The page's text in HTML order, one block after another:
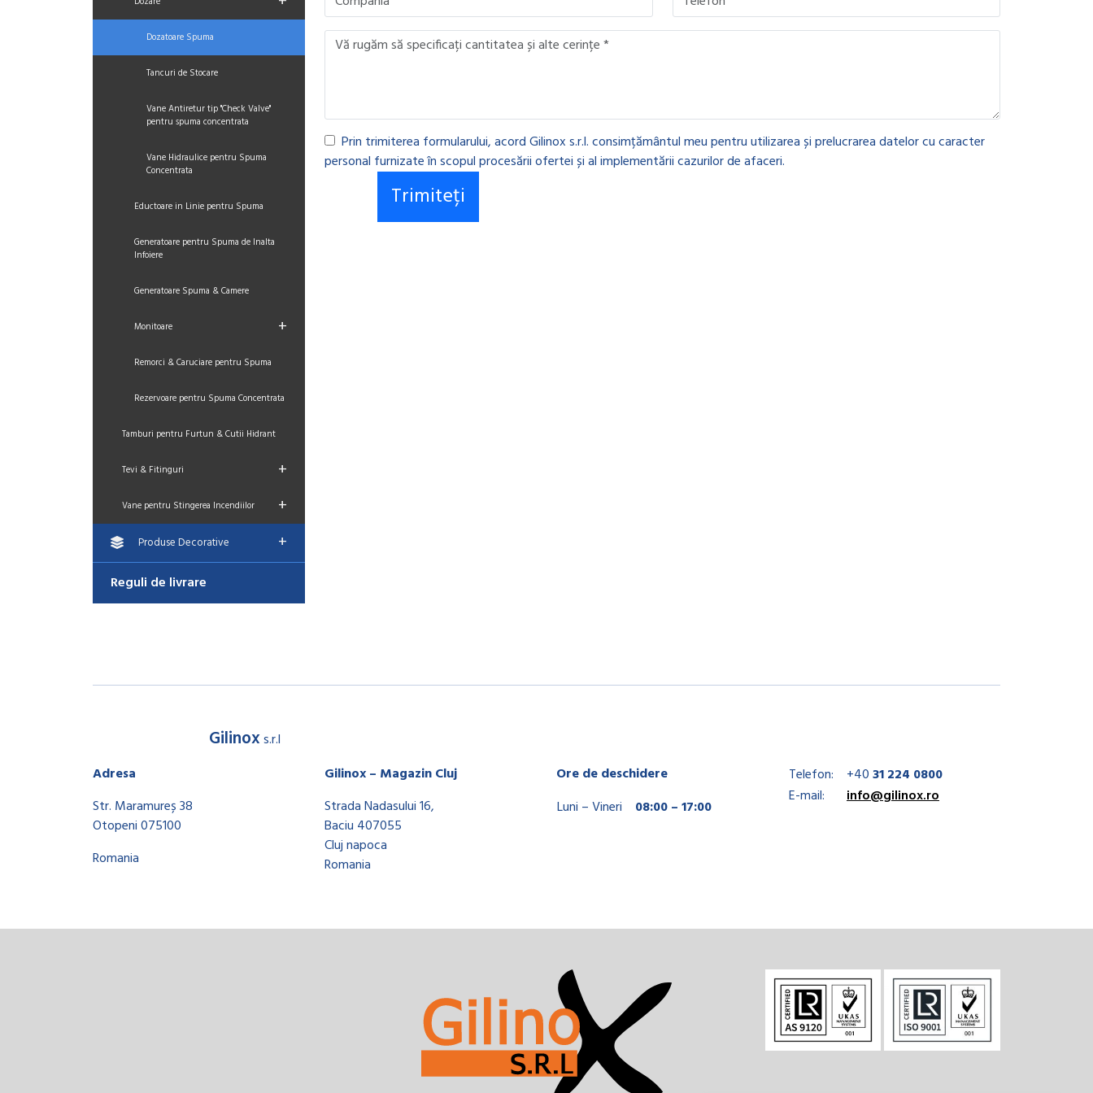
Dozatoare Spuma
Tancuri de Stocare
Vane Antiretur tip "Check Valve"
pentru spuma concentrata
Vane Hidraulice pentru Spuma
Concentrata
Eductoare in Linie pentru Spuma
Generatoare pentru Spuma de Inalta
Infoiere
Generatoare Spuma & Camere
Monitoare +
Remorci & Caruciare pentru Spuma
Rezervoare pentru Spuma Concentrata
Tamburi pentru Furtun & Cutii Hidrant
Tevi & Fitinguri +
Vane pentru Stingerea Incendiilor +
Produse Decorative +
Reguli de livrare
Prin trimiterea formularului, acord Gilinox s.r.l. consimțământul meu pentru utilizarea și prelucrarea datelor cu caracter
personal furnizate în scopul procesării ofertei și al implementării cazurilor de afaceri.
Gilinoxs.r.l
Adresa
Str. Maramureș 38
Otopeni 075100
Romania
Gilinox – Magazin Cluj
Strada Nadasului 16,
Baciu 407055
Cluj napoca
Romania
Ore de deschidere
Luni – Vineri
08:00 – 17:00
Telefon: +4031 224 0800
E-mail:
info@gilinox.ro